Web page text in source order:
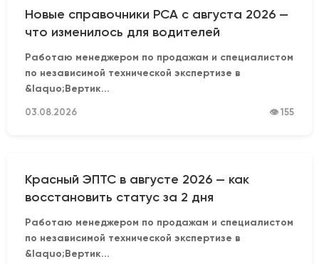
Новые справочники РСА с августа 2026 —
что изменилось для водителей
Работаю менеджером по продажам и специалистом
по независимой технической экспертизе в
&laquo;Вертик...
03.08.2026 👁 155
Красный ЭПТС в августе 2026 — как
восстановить статус за 2 дня
Работаю менеджером по продажам и специалистом
по независимой технической экспертизе в
&laquo;Вертик...